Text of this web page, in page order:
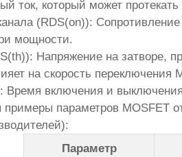
ток, который может протекать
(RDS(on)):
мощности.
: Напряжение на затворе,
на скорость переключения
: Время включения и
параметров MOSFET
Параметр